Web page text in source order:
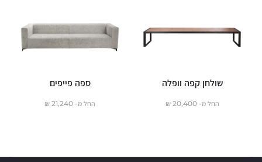
שולחן קפה וופלה
החל מ-20,400
₪
ספה פייפים
החל מ- 21,240
₪